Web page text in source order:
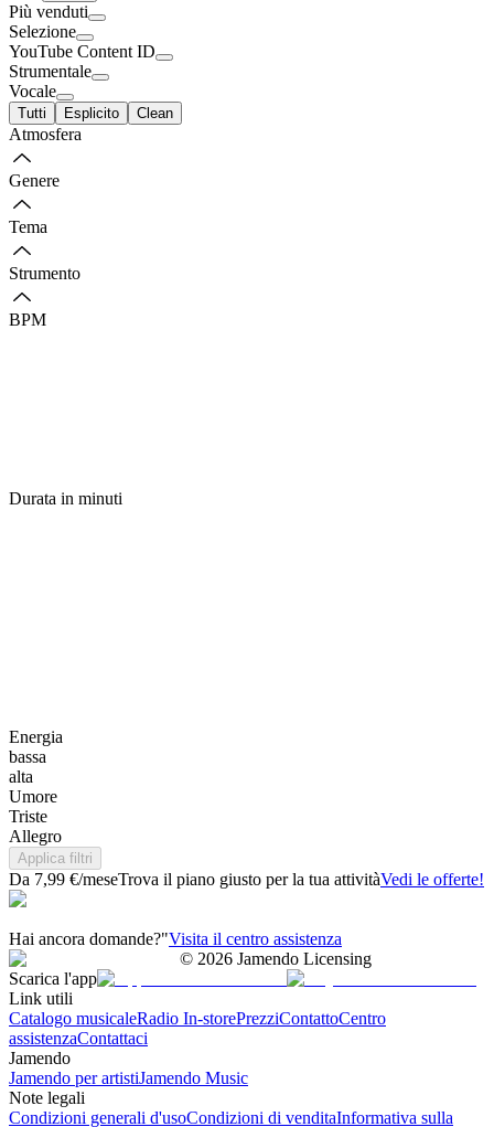
Più venduti
Selezione
YouTube Content ID
Strumentale
Vocale
Tutti Esplicito Clean
Atmosfera
Genere
Tema
Strumento
BPM
Durata in minuti
Energia
bassa
alta
Umore
Triste
Allegro
Applica filtri
Da 7,99 €/meseTrova il piano giusto per la tua attivitàVedi le offerte!
Hai ancora domande?"Visita il centro assistenza
© 2026 Jamendo Licensing
Scarica l'app
Link utili
Catalogo musicaleRadio In-storePrezziContattoCentro
assistenzaContattaci
Jamendo
Jamendo per artistiJamendo Music
Note legali
Condizioni generali d'usoCondizioni di venditaInformativa sulla